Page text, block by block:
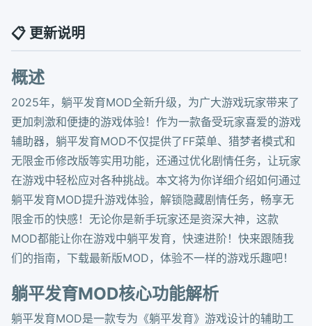
📋 更新说明
概述
2025年，躺平发育MOD全新升级，为广大游戏玩家带来了
更加刺激和便捷的游戏体验！作为一款备受玩家喜爱的游戏
辅助器，躺平发育MOD不仅提供了FF菜单、猎梦者模式和
无限金币修改版等实用功能，还通过优化剧情任务，让玩家
在游戏中轻松应对各种挑战。本文将为你详细介绍如何通过
躺平发育MOD提升游戏体验，解锁隐藏剧情任务，畅享无
限金币的快感！无论你是新手玩家还是资深大神，这款
MOD都能让你在游戏中躺平发育，快速进阶！快来跟随我
们的指南，下载最新版MOD，体验不一样的游戏乐趣吧！
躺平发育MOD核心功能解析
躺平发育MOD是一款专为《躺平发育》游戏设计的辅助工